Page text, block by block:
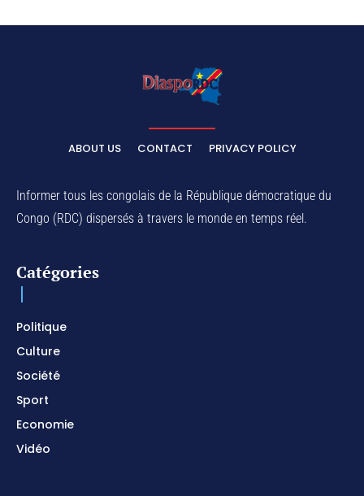
ABOUT US CONTACT PRIVACY POLICY
Informer tous les congolais de la République démocratique du
Congo (RDC) dispersés à travers le monde en temps réel.
Catégories
Politique
Culture
Société
Sport
Economie
Vidéo